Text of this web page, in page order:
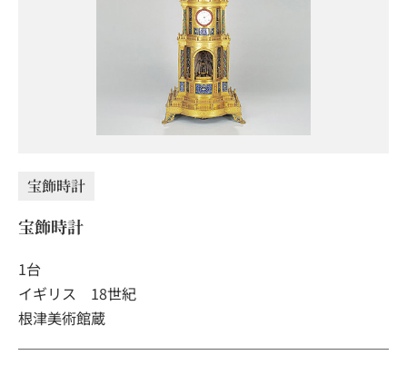
宝飾時計
宝飾時計
1台
イギリス 18世紀
根津美術館蔵